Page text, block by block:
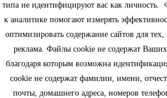
типа не идентифицируют вас как личность.
к аналитике помогают измерять
оптимизировать содержание сайтов для тех,
реклама. Файлы cookie не содержат
благодаря которым возможна
cookie не содержат фамилии, имени,
почты, домашнего адреса, номеров
Информация
Моя учетная запись
Контактная информация